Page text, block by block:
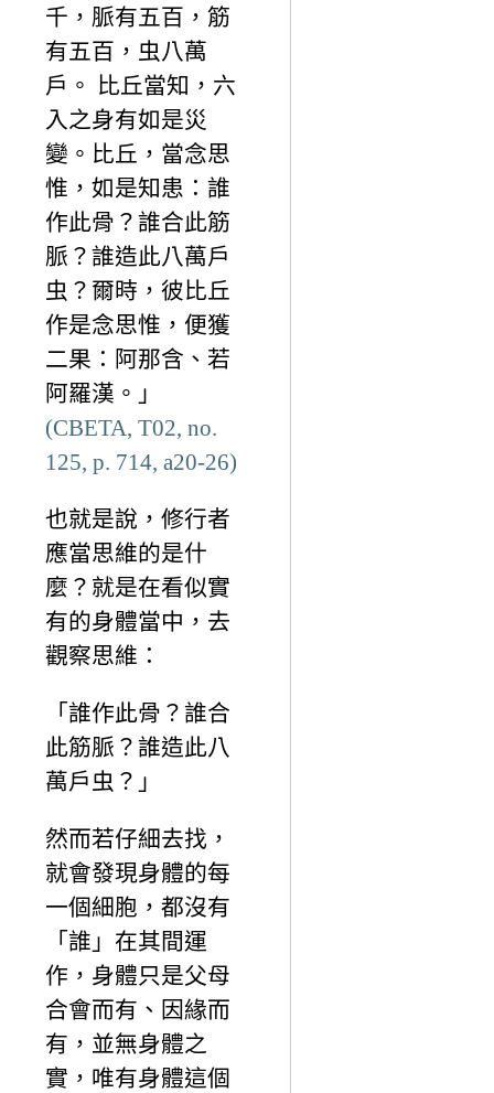
千，脈有五百，筋
有五百，虫八萬
戶。 比丘當知，六
入之身有如是災
變。比丘，當念思
惟，如是知患：誰
作此骨？誰合此筋
脈？誰造此八萬戶
虫？爾時，彼比丘
作是念思惟，便獲
二果：阿那含、若
阿羅漢。」
(CBETA, T02, no.
125, p. 714, a20-26)
也就是說，修行者
應當思維的是什
麼？就是在看似實
有的身體當中，去
觀察思維：
「誰作此骨？誰合
此筋脈？誰造此八
萬戶虫？」
然而若仔細去找，
就會發現身體的每
一個細胞，都沒有
「誰」在其間運
作，身體只是父母
合會而有、因緣而
有，並無身體之
實，唯有身體這個